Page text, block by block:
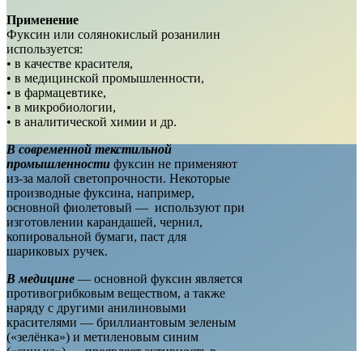
Применение
Фуксин или солянокислый розанилин
используется:
• в качестве красителя,
• в медицинской промышленности,
• в фармацевтике,
• в микробиологии,
• в аналитической химии и др.
В современной текстильной
промышленности фуксин не применяют
из-за малой светопрочности. Некоторые
производные фуксина, например,
основной фиолетовый — используют при
изготовлении карандашей, чернил,
копировальной бумаги, паст для
шариковых ручек.
В медицине — основной фуксин является
противогрибковым веществом, а также
наряду с другими анилиновыми
красителями — бриллиантовым зеленым
(«зелёнка») и метиленовым синим